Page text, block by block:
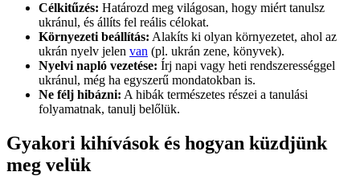
Célkitűzés: Határozd meg világosan, hogy miért tanulsz
ukránul, és állíts fel reális célokat.
Környezeti beállítás: Alakíts ki olyan környezetet, ahol az
ukrán nyelv jelen van (pl. ukrán zene, könyvek).
Nyelvi napló vezetése: Írj napi vagy heti rendszerességgel
ukránul, még ha egyszerű mondatokban is.
Ne félj hibázni: A hibák természetes részei a tanulási
folyamatnak, tanulj belőlük.
Gyakori kihívások és hogyan küzdjünk
meg velük